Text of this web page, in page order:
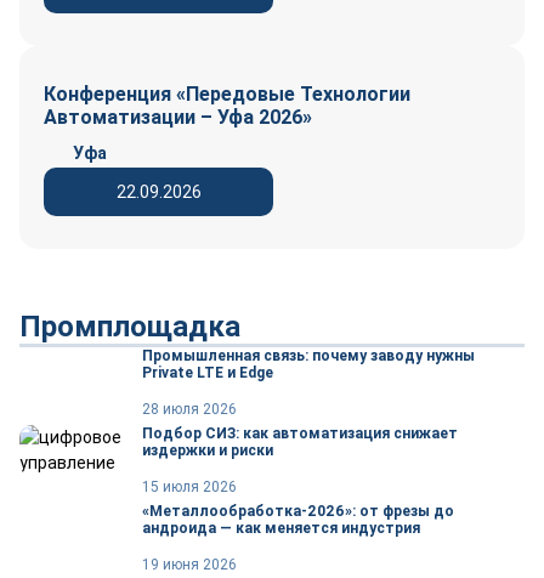
Конференция «Передовые Технологии
Автоматизации – Уфа 2026»
22.09.2026
Уфа
Промплощадка
Промышленная связь: почему заводу нужны
Private LTE и Edge
28 июля 2026
Подбор СИЗ: как автоматизация снижает
издержки и риски
15 июля 2026
«Металлообработка-2026»: от фрезы до
андроида — как меняется индустрия
19 июня 2026